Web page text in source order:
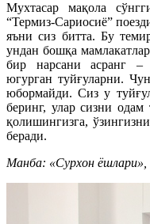
Мухтасар мақола
“Термиз-Сариосиё”
яъни сиз битта. Бу
ундан бошқа
бир нарсани асранг –
югурган туйғуларни.
юбормайди. Сиз у
беринг, улар сизни
қолишингизга,
беради.
Манба: «Сурхон ёшлари»,